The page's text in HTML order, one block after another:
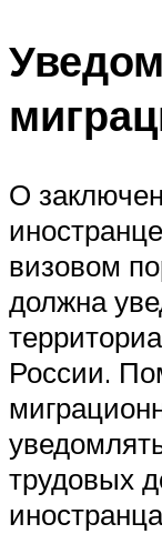
О
визовом
должна
России.
трудовых